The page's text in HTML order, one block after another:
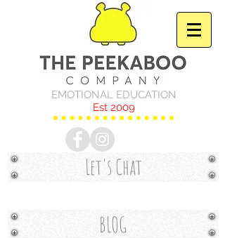
EMOTIONAL EDUCATION
Est 2009
Let's Chat
BLOG